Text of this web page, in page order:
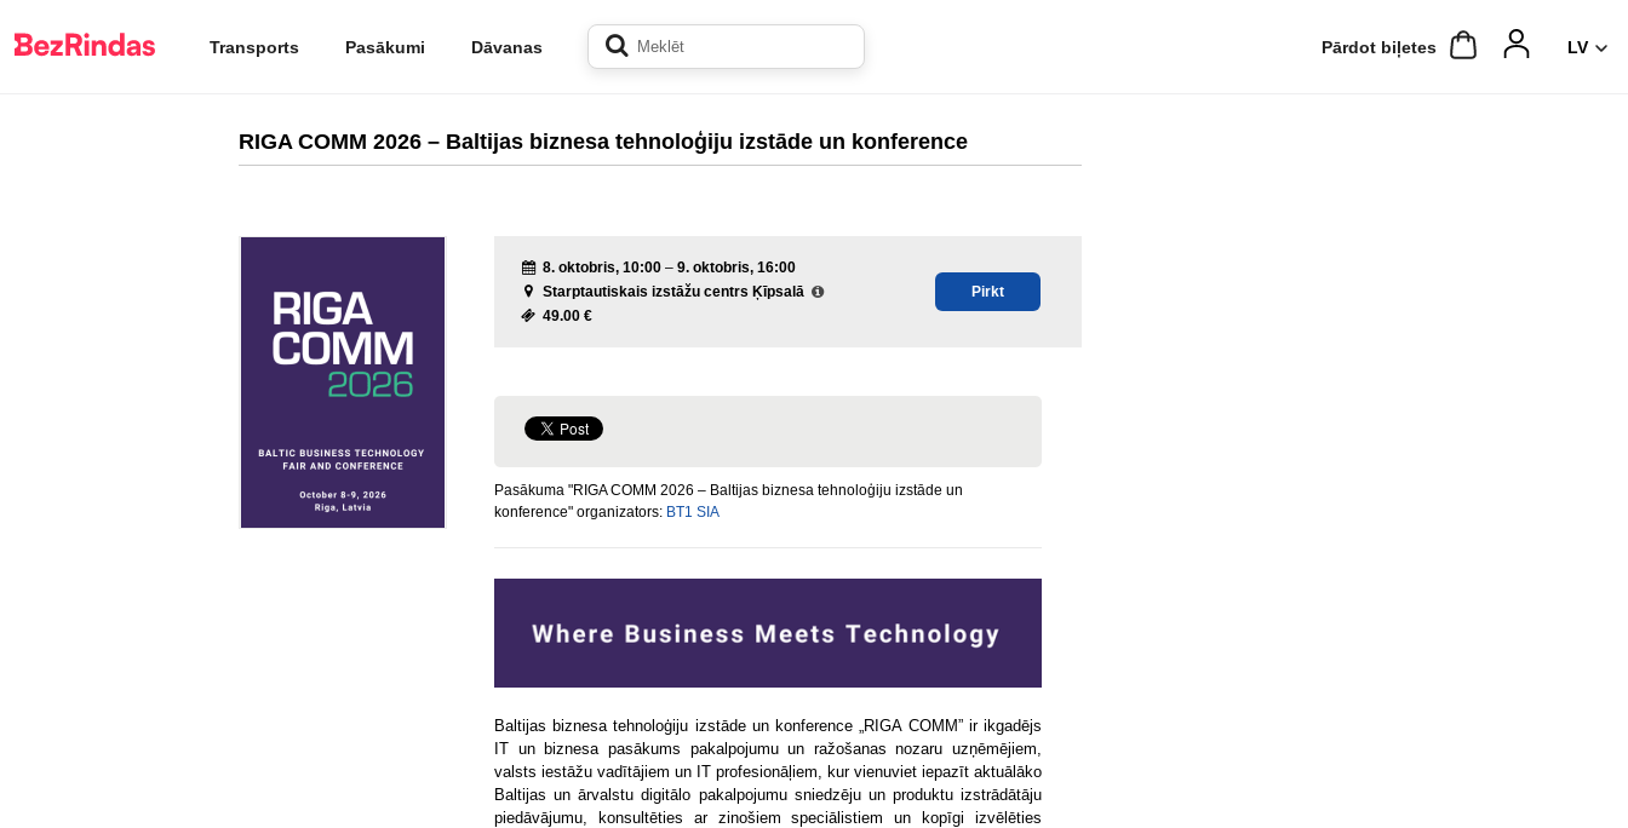
Transports Pasākumi Dāvanas Pārdot biļetes
RIGA COMM 2026 – Baltijas biznesa tehnoloģiju izstāde un konference
8. oktobris, 10:00– 9. oktobris, 16:00
Starptautiskais izstāžu centrs Ķīpsalā
49.00 €
Pirkt
Pasākuma "RIGA COMM 2026 – Baltijas biznesa tehnoloģiju izstāde un
konference" organizators: BT1 SIA
Baltijas biznesa tehnoloģiju izstāde un konference „RIGA COMM” ir ikgadējs
IT un biznesa pasākums pakalpojumu un ražošanas nozaru uzņēmējiem,
valsts iestāžu vadītājiem un IT profesionāļiem, kur vienuviet iepazīt aktuālāko
Baltijas un ārvalstu digitālo pakalpojumu sniedzēju un produktu izstrādātāju
piedāvājumu, konsultēties ar zinošiem speciālistiem un kopīgi izvēlēties